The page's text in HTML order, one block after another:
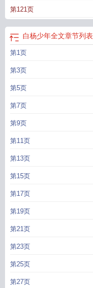
夜合免费阅读
第121页
白杨少年全文章节列表
第1页
第3页
第5页
第7页
第9页
第11页
第13页
第15页
第17页
第19页
第21页
第23页
第25页
第27页